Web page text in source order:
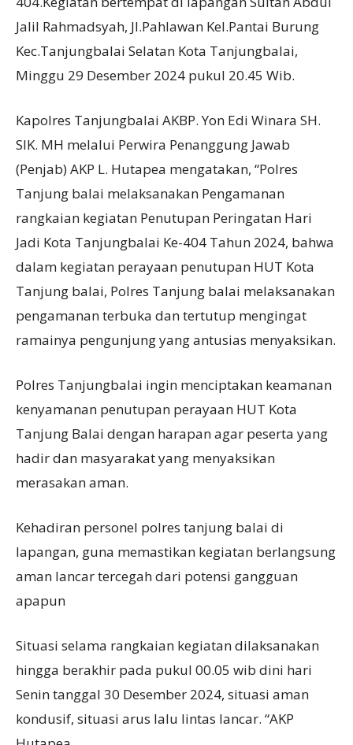
Jalil Rahmadsyah, Jl.Pahlawan Kel.Pantai Burung
Kec.Tanjungbalai Selatan Kota Tanjungbalai,
Minggu 29 Desember 2024 pukul 20.45 Wib.
Kapolres Tanjungbalai AKBP. Yon Edi Winara SH.
SIK. MH melalui Perwira Penanggung Jawab
(Penjab) AKP L. Hutapea mengatakan, “Polres
Tanjung balai melaksanakan Pengamanan
rangkaian kegiatan Penutupan Peringatan Hari
Jadi Kota Tanjungbalai Ke-404 Tahun 2024, bahwa
dalam kegiatan perayaan penutupan HUT Kota
Tanjung balai, Polres Tanjung balai melaksanakan
pengamanan terbuka dan tertutup mengingat
ramainya pengunjung yang antusias menyaksikan.
Polres Tanjungbalai ingin menciptakan keamanan
kenyamanan penutupan perayaan HUT Kota
Tanjung Balai dengan harapan agar peserta yang
hadir dan masyarakat yang menyaksikan
merasakan aman.
Kehadiran personel polres tanjung balai di
lapangan, guna memastikan kegiatan berlangsung
aman lancar tercegah dari potensi gangguan
apapun
Situasi selama rangkaian kegiatan dilaksanakan
hingga berakhir pada pukul 00.05 wib dini hari
Senin tanggal 30 Desember 2024, situasi aman
kondusif, situasi arus lalu lintas lancar. “AKP